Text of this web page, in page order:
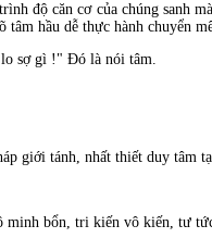
độ căn cơ của chúng
hầu dễ thực hành chuyển
lo sợ gì !" Ðó là nói tâm.
giới tánh, nhất thiết duy
minh bổn, tri kiến vô kiến, tư